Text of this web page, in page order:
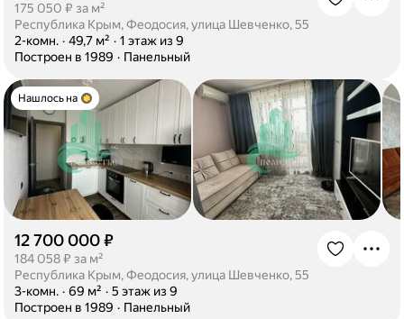
175 050 ₽ за м²
Республика Крым, Феодосия, улица Шевченко, 55
2-комн. · 49,7 м² · 1 этаж из 9
Построен в 1989 · Панельный
Нашлось на
12 700 000 ₽
184 058 ₽ за м²
Республика Крым, Феодосия, улица Шевченко, 55
3-комн. · 69 м² · 5 этаж из 9
Построен в 1989 · Панельный